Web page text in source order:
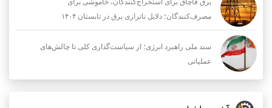
برق قاچاق برای استخراج‌کنندگان، خاموشی برای
مصرف‌کنندگان؛ دلایل ناترازی برق در تابستان ۱۴۰۴
سند ملی راهبرد انرژی؛ از سیاست‌گذاری کلی تا چالش‌های
عملیاتی